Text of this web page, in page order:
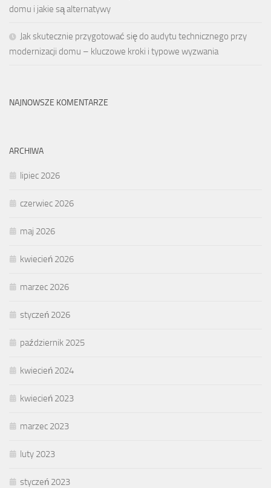
domu i jakie są alternatywy
Jak skutecznie przygotować się do audytu technicznego przy
modernizacji domu – kluczowe kroki i typowe wyzwania
NAJNOWSZE KOMENTARZE
ARCHIWA
lipiec 2026
czerwiec 2026
maj 2026
kwiecień 2026
marzec 2026
styczeń 2026
październik 2025
kwiecień 2024
kwiecień 2023
marzec 2023
luty 2023
styczeń 2023